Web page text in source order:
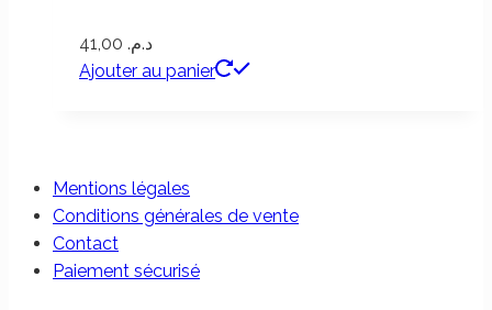
د.م.
Ajouter au panier
Mentions légales
Conditions générales de vente
Contact
Paiement sécurisé